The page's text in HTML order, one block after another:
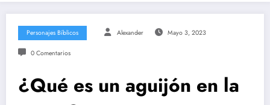
Personajes Bíblicos Alexander Mayo 3, 2023
0 Comentarios
¿Qué es un aguijón en la